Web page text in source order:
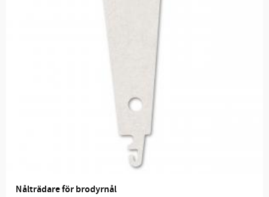
Nålträdare för brodyrnål